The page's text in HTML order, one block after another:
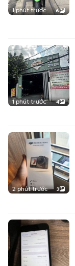
1 phút trước 6
1 phút trước 4
2 phút trước 3